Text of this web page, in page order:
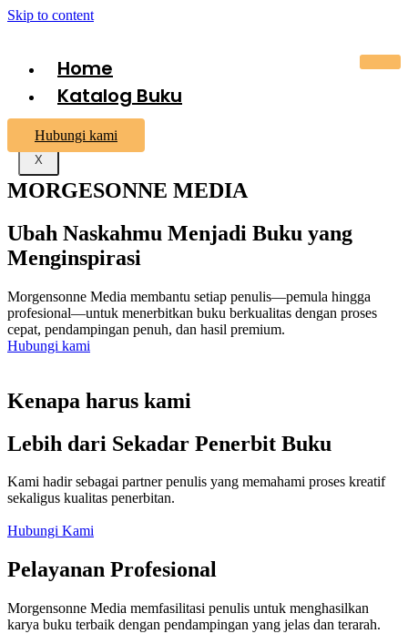
Skip to content
Home
Katalog Buku
X
Hubungi kami
MORGESONNE MEDIA
Ubah Naskahmu Menjadi Buku yang
Menginspirasi
Morgensonne Media membantu setiap penulis—pemula hingga
profesional—untuk menerbitkan buku berkualitas dengan proses
cepat, pendampingan penuh, dan hasil premium.
Hubungi kami
Kenapa harus kami
Lebih dari Sekadar Penerbit Buku
Kami hadir sebagai partner penulis yang memahami proses kreatif
sekaligus kualitas penerbitan.
Hubungi Kami
Pelayanan Profesional
Morgensonne Media memfasilitasi penulis untuk menghasilkan
karya buku terbaik dengan pendampingan yang jelas dan terarah.